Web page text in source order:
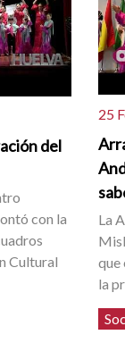
del
con la
Cultural
25
La
que
la